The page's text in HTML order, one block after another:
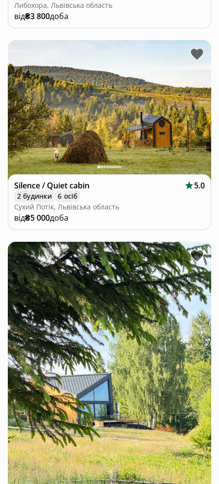
Либохора, Львівська область
від₴3 800доба
Silence / Quiet cabin 5.0
2 будинки
6 осіб
Сухий Потік, Львівська область
від₴5 000доба